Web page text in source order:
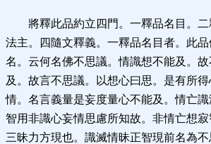
將釋此品約立四門。一釋品名目。
法主。四隨文釋義。一釋品名目者。此
名。云何名佛不思議。情識想不能及。
及。故言不思議。以想心曰思。是有所
情。名言義量是妄度量心不能及。情亡
智用非識心妄情思慮所知故。非情亡想
三昧力方現也。識滅情昧正智現前名為